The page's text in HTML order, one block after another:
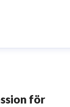
för